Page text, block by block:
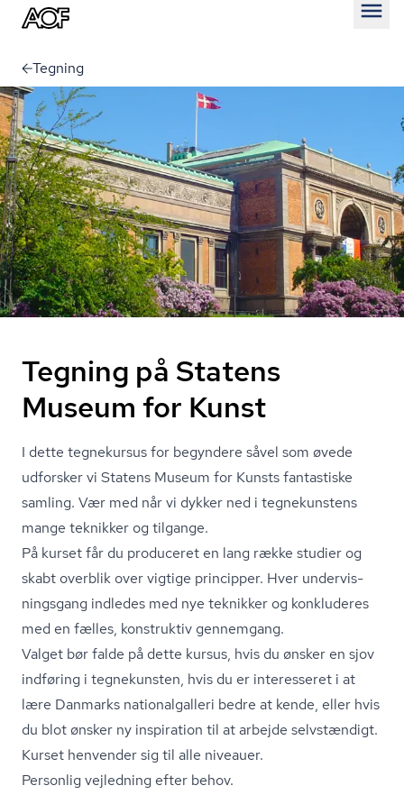
Tegning
Tegning på Statens
Museum for Kunst
I dette tegnekursus for begyndere såvel som øvede
udforsker vi Statens Museum for Kunsts fantastiske
samling. Vær med når vi dykker ned i tegnekunstens
mange teknikker og tilgange.
På kurset får du produceret en lang række studier og
skabt overblik over vigtige principper. Hver un­der­vis­
nings­gang indledes med nye teknikker og konkluderes
med en fælles, konstruktiv gennemgang.
Valget bør falde på dette kursus, hvis du ønsker en sjov
indføring i tegnekunsten, hvis du er interesseret i at
lære Danmarks na­tio­nal­gal­le­ri bedre at kende, eller hvis
du blot ønsker ny inspiration til at arbejde selvstændigt.
Kurset henvender sig til alle niveauer.
Personlig vejledning efter behov.